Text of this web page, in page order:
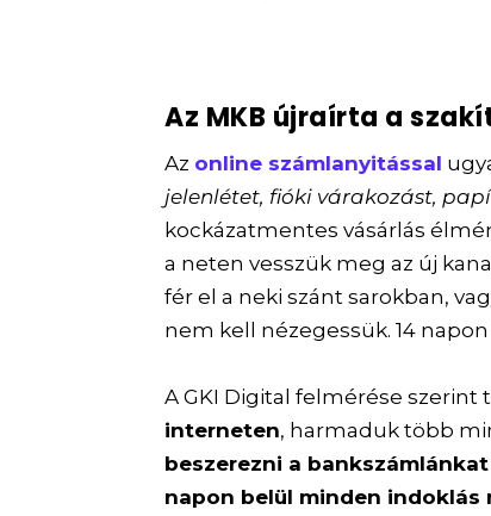
Az MKB újraírta a
Az online számlanyitással
jelenlétet, fióki várakozást,
kockázatmentes vásárlás
a neten vesszük meg az új
fér el a neki szánt sarokban,
nem kell nézegessük. 14
A GKI Digital felmérése szerint
interneten, harmaduk több
beszerezni a bankszámlánkat
napon belül minden